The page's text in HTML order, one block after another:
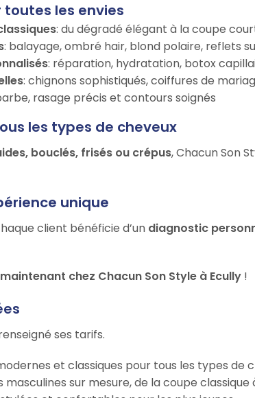
les envies
: du dégradé élégant à la coupe
: balayage, ombré hair, blond polaire, reflets
: réparation, hydratation, botox
: chignons sophistiqués, coiffures de
rasage précis et contours soignés
les types de cheveux
bouclés, frisés ou crépus, Chacun Son
unique
client bénéficie d’un diagnostic
chez Chacun Son Style à Ecully !
ses tarifs.
et classiques pour tous les types de
masculines sur mesure, de la coupe